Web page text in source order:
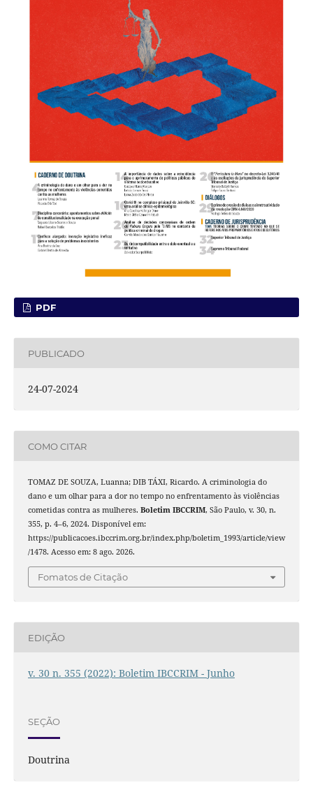
PDF
PUBLICADO
24-07-2024
COMO CITAR
TOMAZ DE SOUZA, Luanna; DIB TÁXI, Ricardo. A criminologia do
dano e um olhar para a dor no tempo no enfrentamento às violências
cometidas contra as mulheres. Boletim IBCCRIM, São Paulo, v. 30, n.
355, p. 4–6, 2024. Disponível em:
https://publicacoes.ibccrim.org.br/index.php/boletim_1993/article/view
/1478. Acesso em: 8 ago. 2026.
Fomatos de Citação
EDIÇÃO
v. 30 n. 355 (2022): Boletim IBCCRIM - Junho
SEÇÃO
Doutrina